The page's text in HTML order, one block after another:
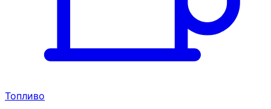
Топливо